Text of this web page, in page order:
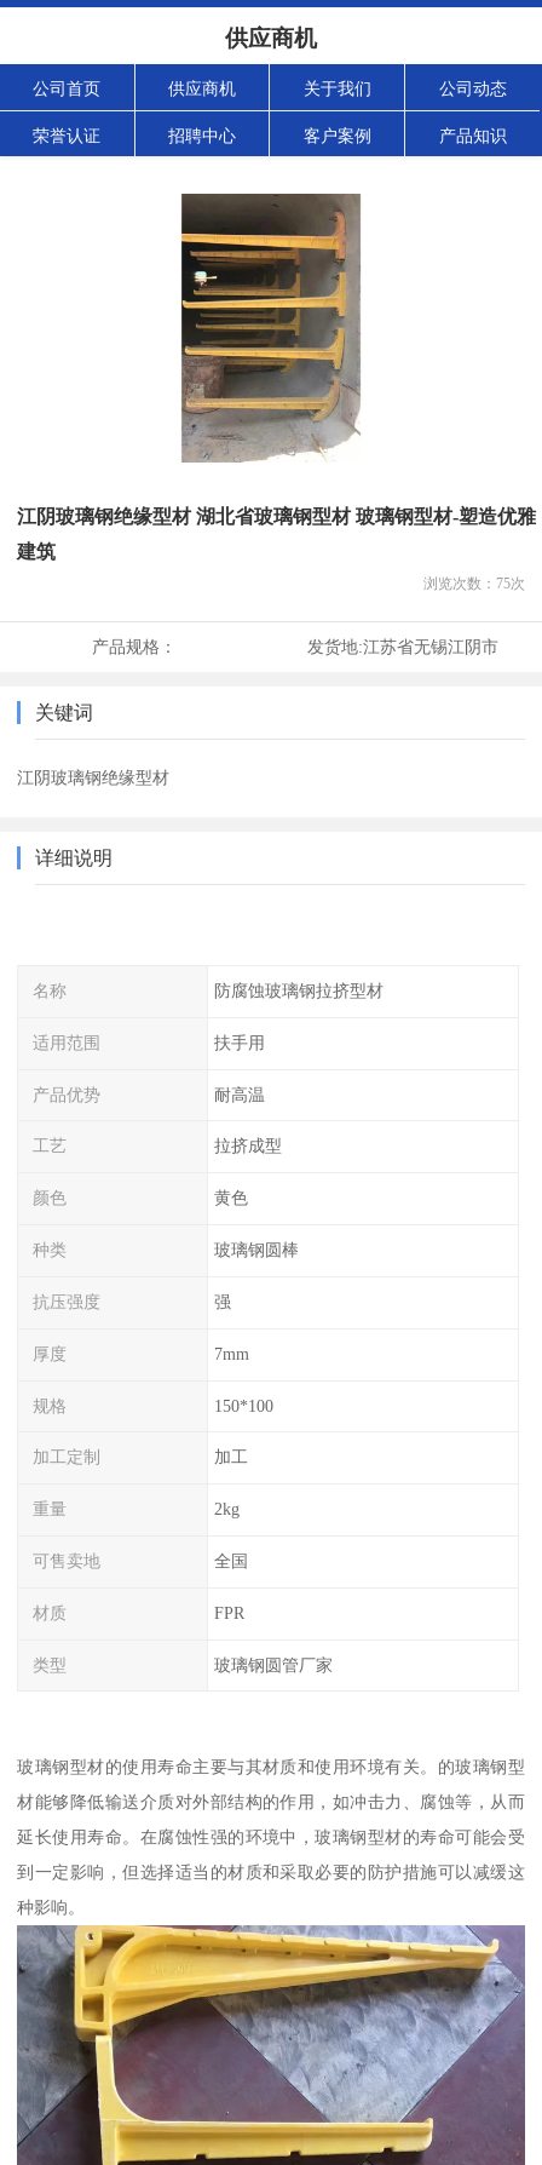
供应商机
公司首页 供应商机 关于我们 公司动态
荣誉认证 招聘中心 客户案例 产品知识
江阴玻璃钢绝缘型材 湖北省玻璃钢型材 玻璃钢型材-塑造优雅
建筑
浏览次数： 75次
产品规格： 发货地:江苏省无锡江阴市
关键词
江阴玻璃钢绝缘型材
详细说明
名称 防腐蚀玻璃钢拉挤型材
适用范围 扶手用
产品优势 耐高温
工艺 拉挤成型
颜色 黄色
种类 玻璃钢圆棒
抗压强度 强
厚度 7mm
规格 150*100
加工定制 加工
重量 2kg
可售卖地 全国
材质 FPR
类型 玻璃钢圆管厂家
玻璃钢型材的使用寿命主要与其材质和使用环境有关。的玻璃钢型
材能够降低输送介质对外部结构的作用，如冲击力、腐蚀等，从而
延长使用寿命。在腐蚀性强的环境中，玻璃钢型材的寿命可能会受
到一定影响，但选择适当的材质和采取必要的防护措施可以减缓这
种影响。